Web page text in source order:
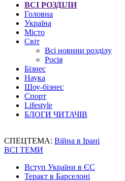
ВСІ РОЗДІЛИ
Головна
Україна
Місто
Світ
Всі новини розділу
Росія
Бізнес
Наука
Шоу-бізнес
Спорт
Lifestyle
БЛОГИ ЧИТАЧІВ
СПЕЦТЕМА: Війна в Ірані
ВСІ ТЕМИ
Вступ України в ЄС
Теракт в Барселоні